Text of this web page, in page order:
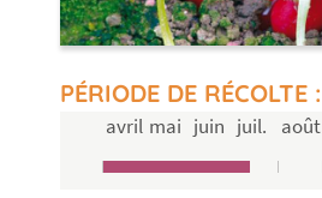
PÉRIODE DE RÉCOLTE :
avril mai juin juil. août